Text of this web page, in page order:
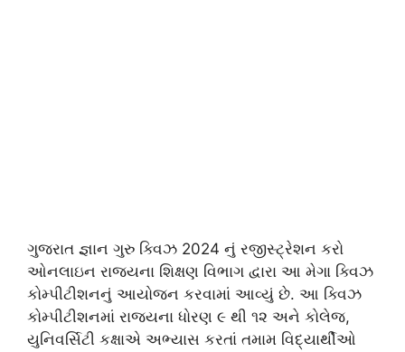
ગુજરાત જ્ઞાન ગુરુ ક્વિઝ 2024 નું રજીસ્ટ્રેશન કરો
ઓનલાઇન રાજ્યના શિક્ષણ વિભાગ દ્વારા આ મેગા ક્વિઝ
કોમ્પીટીશનનું આયોજન કરવામાં આવ્યું છે. આ ક્વિઝ
કોમ્પીટીશનમાં રાજ્યના ધોરણ ૯ થી ૧૨ અને કોલેજ,
યુનિવર્સિટી કક્ષાએ અભ્યાસ કરતાં તમામ વિદ્યાર્થીઓ